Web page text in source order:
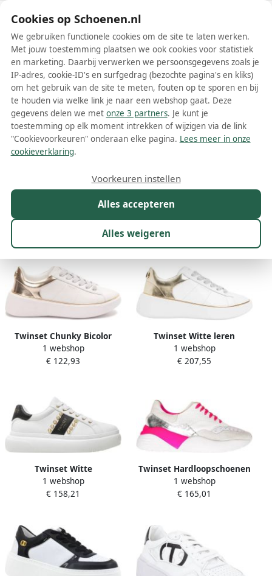
Schoenen.nl
Wis filters Alle filters
Witte Twinset damesschoenen
Meer lezen
Kleur 1
51 resultaten:
Twinset Chunky Bicolor
Sneakers Art. 251Tcp042
White Dames
1 webshop
€ 122,93
Twinset Witte leren
sneakers voor vrouwen
1 webshop
€ 207,55
Twinset Witte
Veterschoenen met Gouden
Details White Dames
1 webshop
€ 158,21
Twinset Hardloopschoenen
Fluorescerende Details 40
White Dames
1 webshop
€ 165,01
Cookies op Schoenen.nl
We gebruiken functionele cookies om de site te laten werken.
Met jouw toestemming plaatsen we ook cookies voor statistiek
en marketing. Daarbij verwerken we persoonsgegevens zoals je
IP-adres, cookie-ID's en surfgedrag (bezochte pagina's en kliks)
om het gebruik van de site te meten, fouten op te sporen en bij
te houden via welke link je naar een webshop gaat. Deze
gegevens delen we met onze 3 partners. Je kunt je
toestemming op elk moment intrekken of wijzigen via de link
"Cookievoorkeuren" onderaan elke pagina. Lees meer in onze
cookieverklaring.
Alles accepteren
Alles weigeren
Voorkeuren instellen